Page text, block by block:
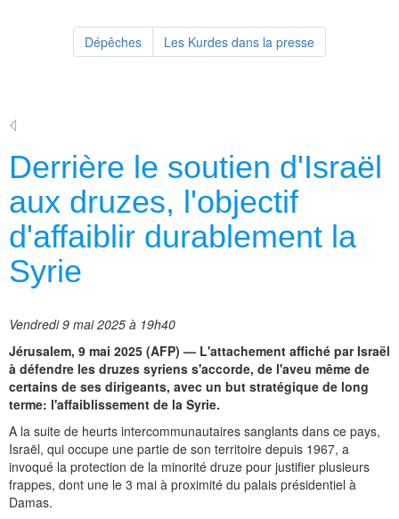
Dépêches Les Kurdes dans la presse
Derrière le soutien d'Israël
aux druzes, l'objectif
d'affaiblir durablement la
Syrie
Vendredi 9 mai 2025 à 19h40
Jérusalem, 9 mai 2025 (AFP) — L'attachement affiché par Israël
à défendre les druzes syriens s'accorde, de l'aveu même de
certains de ses dirigeants, avec un but stratégique de long
terme: l'affaiblissement de la Syrie.
A la suite de heurts intercommunautaires sanglants dans ce pays,
Israël, qui occupe une partie de son territoire depuis 1967, a
invoqué la protection de la minorité druze pour justifier plusieurs
frappes, dont une le 3 mai à proximité du palais présidentiel à
Damas.